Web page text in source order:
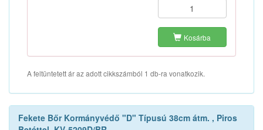
Kosárba
A feltüntetett ár az adott cikkszámból 1 db-ra vonatkozik.
Fekete Bőr Kormányvédő "D" Típusú 38cm átm. , Piros